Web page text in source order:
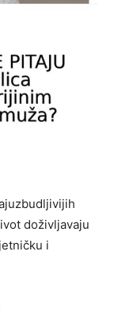
doživljavaju
i